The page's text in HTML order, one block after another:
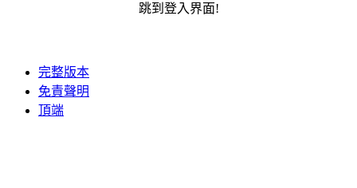
跳到登入界面!
完整版本
免責聲明
頂端